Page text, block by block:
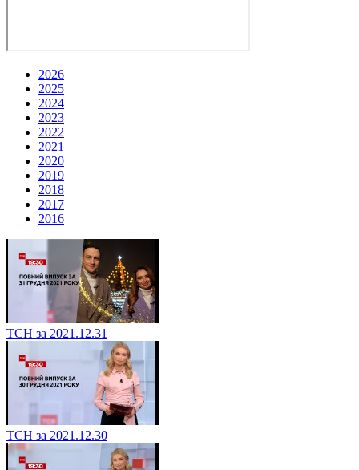
2026
2025
2024
2023
2022
2021
2020
2019
2018
2017
2016
ТСН за 2021.12.31
ТСН за 2021.12.30